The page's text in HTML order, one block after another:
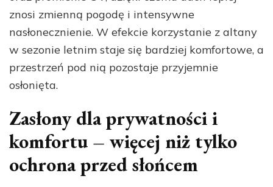
znosi zmienną pogodę i intensywne
nasłonecznienie. W efekcie korzystanie z altany
w sezonie letnim staje się bardziej komfortowe, a
przestrzeń pod nią pozostaje przyjemnie
osłonięta.
Zasłony dla prywatności i
komfortu – więcej niż tylko
ochrona przed słońcem